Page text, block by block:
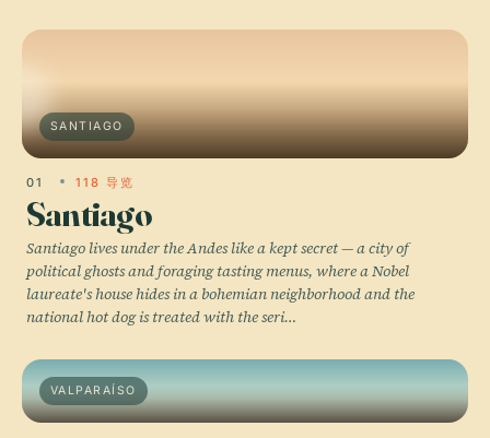
SANTIAGO
01 118 导览
Santiago
Santiago lives under the Andes like a kept secret — a city of
political ghosts and foraging tasting menus, where a Nobel
laureate's house hides in a bohemian neighborhood and the
national hot dog is treated with the seri…
VALPARAÍSO